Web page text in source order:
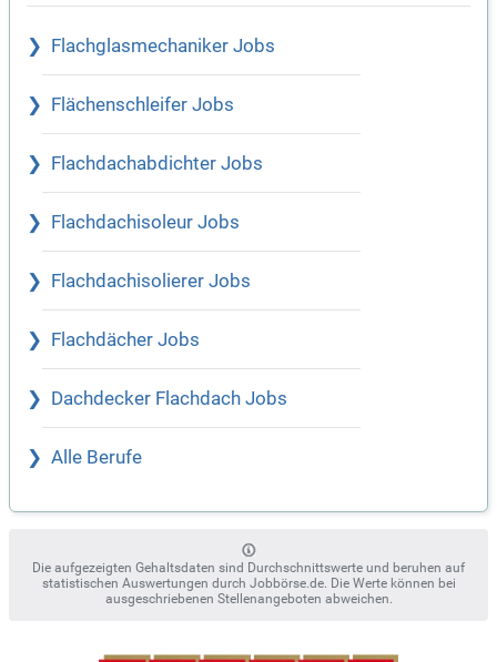
Flachglasmechaniker Jobs
Flächenschleifer Jobs
Flachdachabdichter Jobs
Flachdachisoleur Jobs
Flachdachisolierer Jobs
Flachdächer Jobs
Dachdecker Flachdach Jobs
Alle Berufe
Die aufgezeigten Gehaltsdaten sind Durchschnittswerte und beruhen auf
statistischen Auswertungen durch Jobbörse.de. Die Werte können bei
ausgeschriebenen Stellenangeboten abweichen.